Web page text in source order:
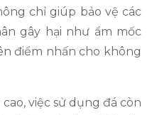
chỉ giúp bảo vệ các
gây hại như ẩm mốc
điểm nhấn cho không
việc sử dụng đá còn